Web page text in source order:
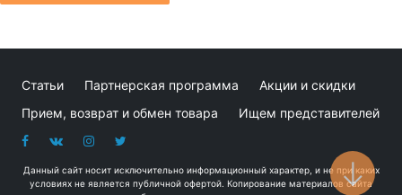
Статьи Партнерская программа
Акции и скидки
Прием, возврат и обмен товара
Ищем представителей
Данный сайт носит исключительно информационный характер, и не при каких
условиях не является публичной офертой. Копирование материалов сайта